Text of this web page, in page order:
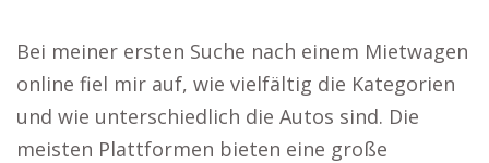
Bei meiner ersten Suche nach einem Mietwagen
online fiel mir auf, wie vielfältig die Kategorien
und wie unterschiedlich die Autos sind. Die
meisten Plattformen bieten eine große